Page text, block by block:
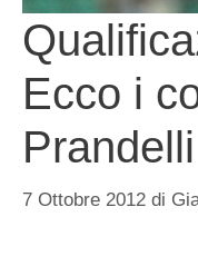
Ecco i
Prandelli
7 Ottobre 2012 di